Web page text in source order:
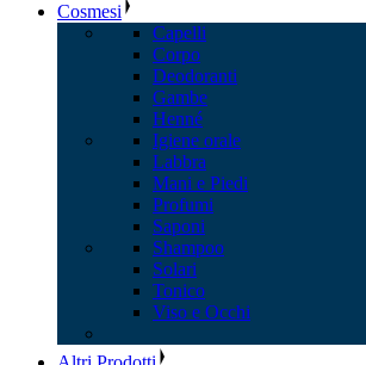
Cosmesi
Capelli
Corpo
Deodoranti
Gambe
Henné
Igiene orale
Labbra
Mani e Piedi
Profumi
Saponi
Shampoo
Solari
Tonico
Viso e Occhi